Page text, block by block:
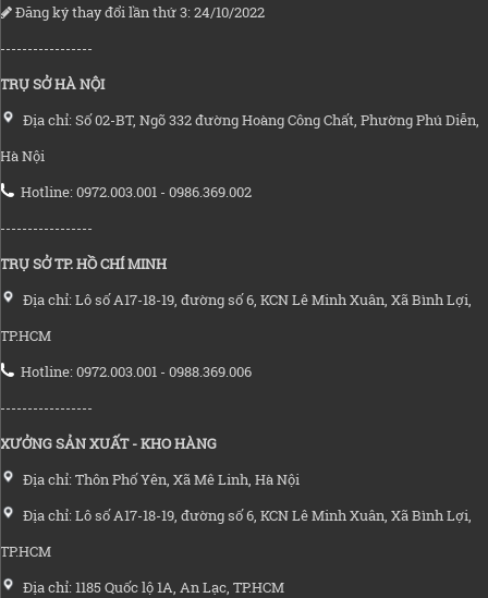
Đăng ký thay đổi lần thứ 3: 24/10/2022
-----------------
TRỤ SỞ HÀ NỘI
Địa chỉ: Số 02-BT, Ngõ 332 đường Hoàng Công Chất, Phường Phú Diễn,
Hà Nội
Hotline: 0972.003.001 - 0986.369.002
-----------------
TRỤ SỞ TP. HỒ CHÍ MINH
Địa chỉ: Lô số A17-18-19, đường số 6, KCN Lê Minh Xuân, Xã Bình Lợi,
TP.HCM
Hotline: 0972.003.001 - 0988.369.006
-----------------
XƯỞNG SẢN XUẤT - KHO HÀNG
Địa chỉ: Thôn Phố Yên, Xã Mê Linh, Hà Nội
Địa chỉ: Lô số A17-18-19, đường số 6, KCN Lê Minh Xuân, Xã Bình Lợi,
TP.HCM
Địa chỉ: 1185 Quốc lộ 1A, An Lạc, TP.HCM